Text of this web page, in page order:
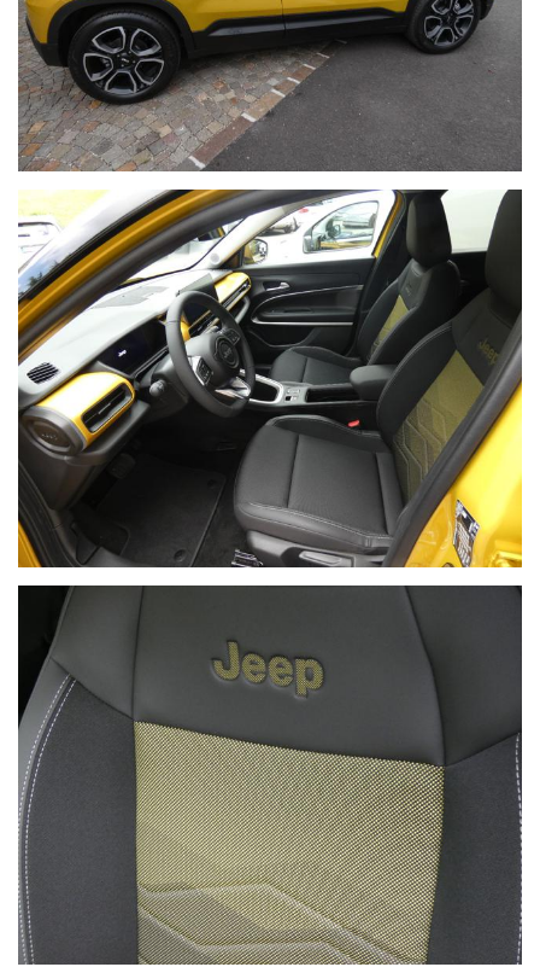
NON HAI TROVATO L'AUTO CHE
CERCHI?
Compila il modulo e ti contatteremo appena l'auto che
cerchi sarà disponibile